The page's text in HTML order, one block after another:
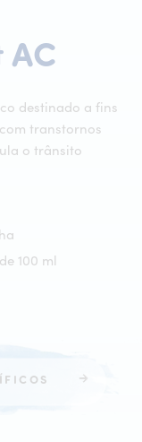
AC
destinado a fins
transtornos
o trânsito
100 ml